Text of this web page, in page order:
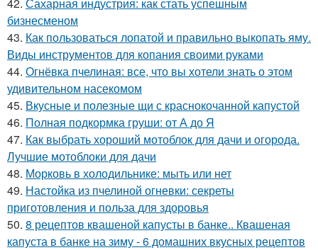
бизнесменом
43. Как пользоваться лопатой и правильно выкопать яму.
Виды инструментов для копания своими руками
44. Огнёвка пчелиная: все, что вы хотели знать о этом
удивительном насекомом
45. Вкусные и полезные щи с краснокочанной капустой
46. Полная подкормка груши: от А до Я
47. Как выбрать хороший мотоблок для дачи и огорода.
Лучшие мотоблоки для дачи
48. Морковь в холодильнике: мыть или нет
49. Настойка из пчелиной огневки: секреты
приготовления и польза для здоровья
50. 8 рецептов квашеной капусты в банке.. Квашеная
капуста в банке на зиму - 6 домашних вкусных рецептов